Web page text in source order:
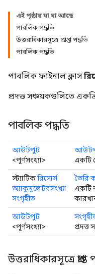
এই পৃষ্ঠায় যা যা আছে
পাবলিক পদ্ধতি
উত্তরাধিকারসূত্রে প্রাপ্ত পদ্ধতি
পাবলিক পদ্ধতি
পাবলিক ফাইনাল ক্লাস
প্রদত্ত সঞ্চয়কগুলিতে
পাবলিক পদ্ধতি
আউটপুট
<পূর্ণসংখ্যা>
একটি
স্ট্যাটিকরিসোর্স
অ্যাকুমুলেটরসংখ্যা
সংগৃহীত
তৈরি
একটি
আউটপুট
<পূর্ণসংখ্যা>
প্রদত্ত
উত্তরাধিকারসূত্রে প্রাপ্ত